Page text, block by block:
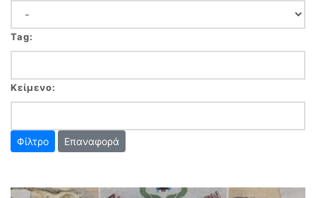
Tag:
Κείμενο:
Επαναφορά